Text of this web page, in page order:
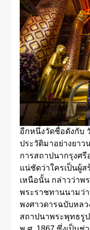
อีกหนึ่งวัดชื่อดังกับ
ประวัติมาอย่างยา
การสถาปนากรุงศ
แน่ชัดว่าใครเป็นผู้ส
เหนือนั้น กล่าวว่าพร
พระราชทานนามว่า
พงศาวดารฉบับหลว
สถาปนาพระพุทธรูป